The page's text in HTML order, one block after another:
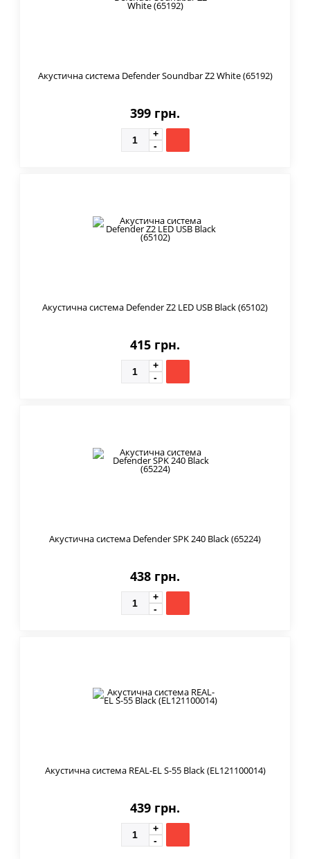
Акустична система Defender Soundbar Z2 White (65192)
399 грн.
Акустична система Defender Z2 LED USB Black (65102)
415 грн.
Акустична система Defender SPK 240 Black (65224)
438 грн.
Акустична система REAL-EL S-55 Black (EL121100014)
439 грн.